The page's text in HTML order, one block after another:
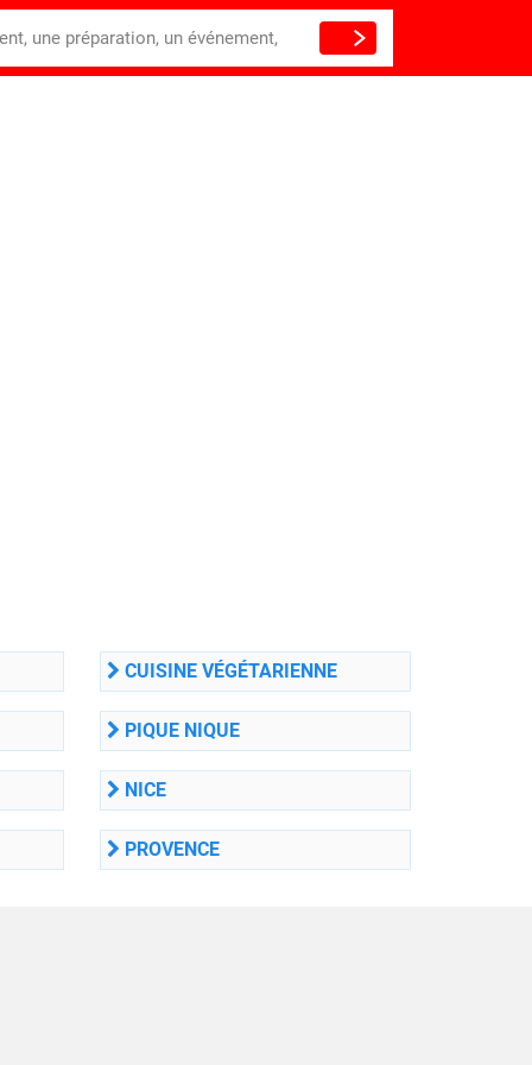
une préparation, un événement,
CUISINE VÉGÉTARIENNE
PIQUE NIQUE
NICE
PROVENCE